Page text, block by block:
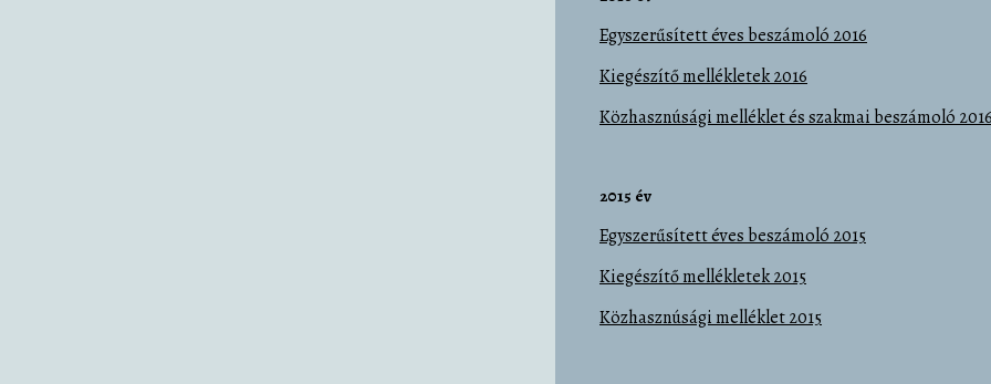
Egyszerűsített éves beszámoló 2016
Kiegészítő mellékletek 2016
Közhasznúsági melléklet és szakmai beszámoló
2015 év
Egyszerűsített éves beszámoló 2015
Kiegészítő mellékletek 2015
Közhasznúsági melléklet 2015